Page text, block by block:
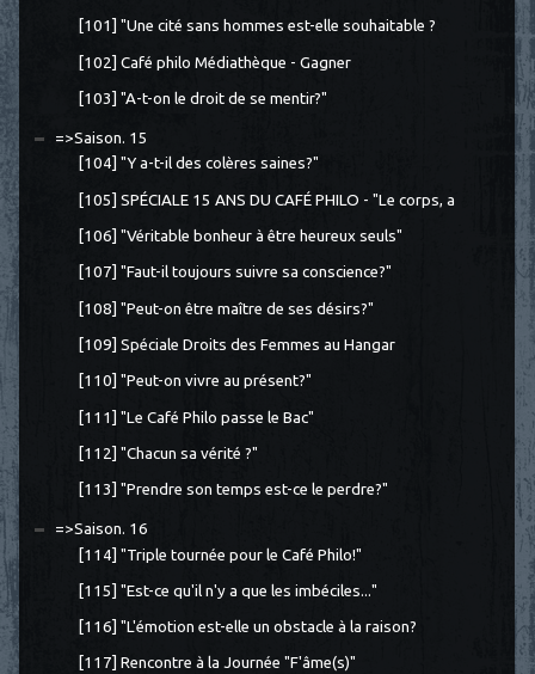
[101] "Une cité sans hommes est-elle souhaitable ?
[102] Café philo Médiathèque - Gagner
[103] "A-t-on le droit de se mentir?"
=>Saison. 15
[104] "Y a-t-il des colères saines?"
[105] SPÉCIALE 15 ANS DU CAFÉ PHILO - "Le corps, a
[106] "Véritable bonheur à être heureux seuls"
[107] "Faut-il toujours suivre sa conscience?"
[108] "Peut-on être maître de ses désirs?"
[109] Spéciale Droits des Femmes au Hangar
[110] "Peut-on vivre au présent?"
[111] "Le Café Philo passe le Bac"
[112] "Chacun sa vérité ?"
[113] "Prendre son temps est-ce le perdre?"
=>Saison. 16
[114] "Triple tournée pour le Café Philo!"
[115] "Est-ce qu'il n'y a que les imbéciles..."
[116] "L'émotion est-elle un obstacle à la raison?
[117] Rencontre à la Journée "F'âme(s)"